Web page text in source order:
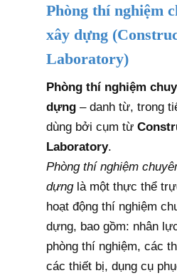
Phòng thí nghiệm
xây dựng
Laboratory)
Phòng thí nghiệm
dựng – danh từ, trong
dùng bởi cụm từ
Laboratory.
Phòng thí nghiệm
dựnglà một thực thể
hoạt động thí nghiệm
dựng, bao gồm: nhân
phòng thí nghiệm, các
các thiết bị, dụng cụ